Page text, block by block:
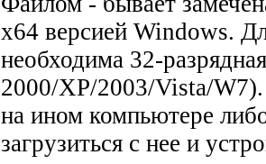
х64 версией Windows.
необходима 32-
2000/XP/2003/Vista/W7).
на ином компьютере
загрузиться с нее и